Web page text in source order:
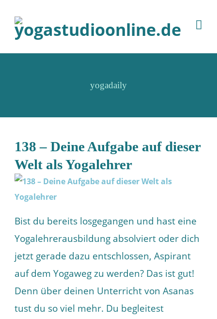
yogadaily
138 – Deine Aufgabe auf dieser
Welt als Yogalehrer
Bist du bereits losgegangen und hast eine
Yogalehrerausbildung absolviert oder dich
jetzt gerade dazu entschlossen, Aspirant
auf dem Yogaweg zu werden? Das ist gut!
Denn über deinen Unterricht von Asanas
tust du so viel mehr. Du begleitest